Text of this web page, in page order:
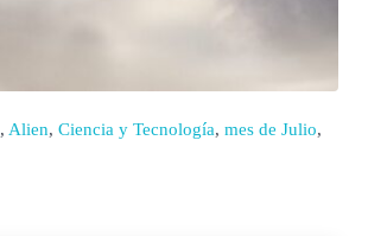
, Alien, Ciencia y Tecnología, mes de Julio,